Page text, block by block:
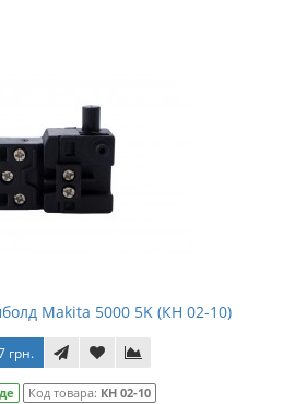
Makita 5000 5K (КН 02-10)
грн.
Код товара: КН 02-10